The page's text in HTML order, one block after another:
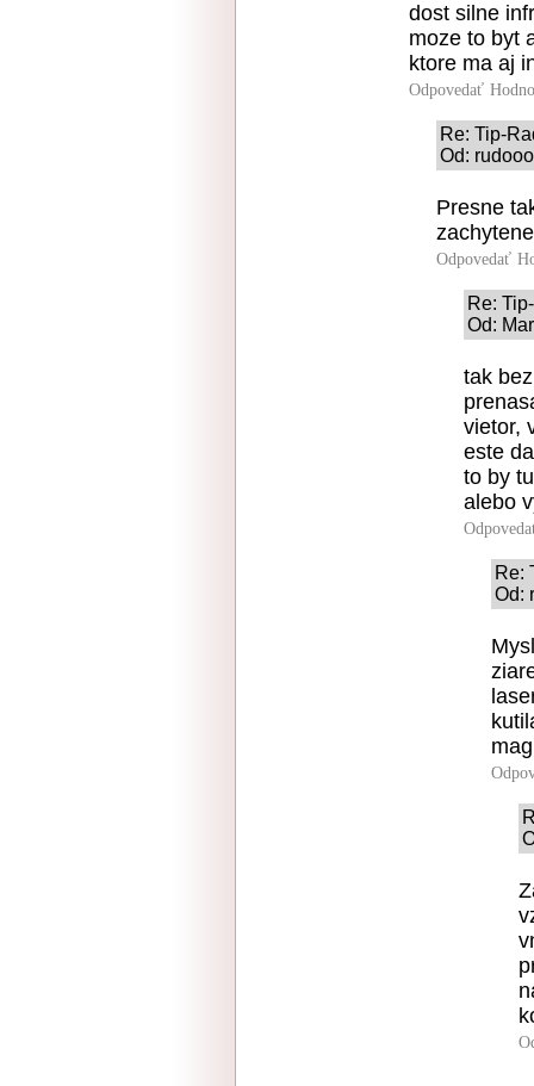
dost silne
moze to byt
ktore ma aj
Odpovedať
Re: Tip-
Od:
Presne
Odpovedať
Re:
Od:
tak
vietor,
este
to by
alebo
Re:
Od: